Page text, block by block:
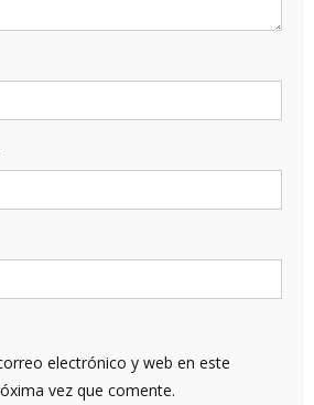
electrónico y web en este
vez que comente.